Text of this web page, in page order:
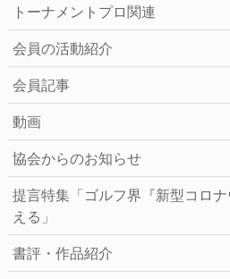
トーナメントプロ関連
会員の活動紹介
会員記事
動画
協会からのお知らせ
提言特集「ゴルフ界『新型コロ
える」
書評・作品紹介